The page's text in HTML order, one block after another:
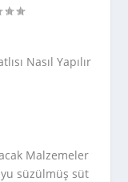
Malzemeler
süzülmüş süt